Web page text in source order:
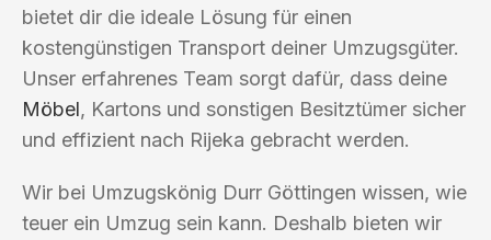
bietet dir die ideale Lösung für einen
kostengünstigen Transport deiner Umzugsgüter.
Unser erfahrenes Team sorgt dafür, dass deine
Möbel, Kartons und sonstigen Besitztümer sicher
und effizient nach Rijeka gebracht werden.
Wir bei Umzugskönig Durr Göttingen wissen, wie
teuer ein Umzug sein kann. Deshalb bieten wir